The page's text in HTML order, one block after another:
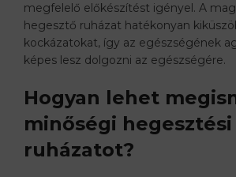
megfelelő előkészítést igényel. A
hegesztő ruházat hatékonyan
kockázatokat, így az egészségének
képes lesz dolgozni az egészségére.
Hogyan lehet
minőségi hegesztési
ruházatot?